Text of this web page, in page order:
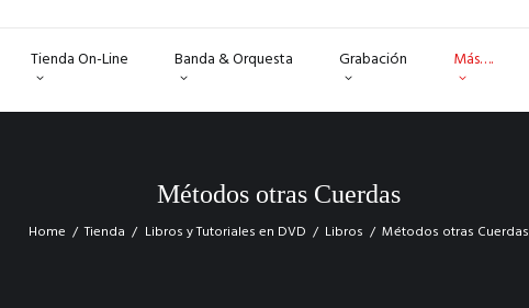
Tienda On-Line Banda & Orquesta Grabación Más….
Métodos otras Cuerdas
Home Tienda Libros y Tutoriales en DVD Libros Métodos otras Cuerdas